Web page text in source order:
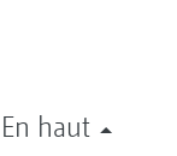
En haut